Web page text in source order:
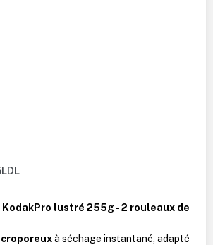
lustré 255g - 2 rouleaux de
à séchage instantané, adapté